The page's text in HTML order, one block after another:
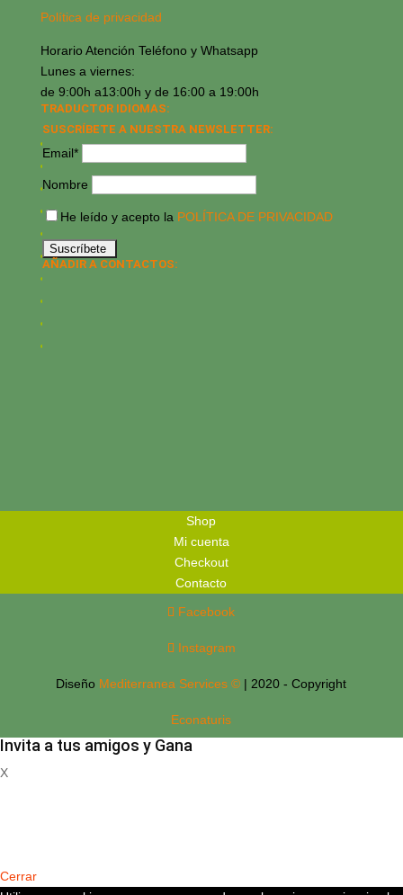
Política de privacidad
Horario Atención Teléfono y Whatsapp
Lunes a viernes:
de 9:00h a13:00h y de 16:00 a 19:00h
TRADUCTOR IDIOMAS:
SUSCRÍBETE A NUESTRA NEWSLETTER:
Email*
Nombre
He leído y acepto la POLÍTICA DE PRIVACIDAD
AÑADIR A CONTACTOS:
Shop
Mi cuenta
Checkout
Contacto
Facebook
Instagram
Diseño Mediterranea Services © | 2020 - Copyright
Econaturis
Invita a tus amigos y Gana
X
Cerrar